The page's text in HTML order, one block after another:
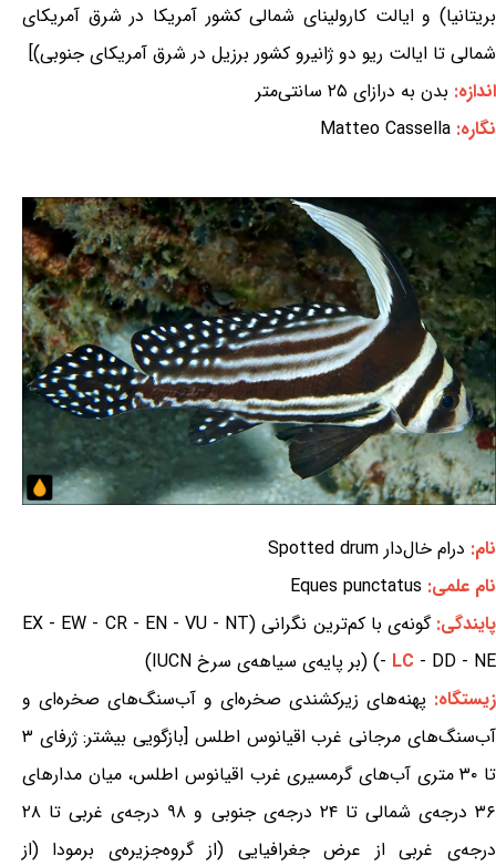
بریتانیا) و ایالت کارولینای شمالی کشور آمریکا در شرق آمریکای
شمالی تا ایالت ریو دو ژانیرو کشور برزیل در شرق آمریکای جنوبی)]
اندازه: بدن به درازای ۲۵ سانتی‌متر
نگاره: Matteo Cassella
نام: درام خال‌دار Spotted drum
نام علمی: Eques punctatus
پایندگی:
گونه‌ی با کم‌ترین نگرانی (EX - EW - CR - EN - VU - NT
- LC - DD - NE) (بر پایه‌ی سیاهه‌ی سرخ IUCN)
زیستگاه: پهنه‌های زیرکشندی صخره‌ای و آب‌سنگ‌های صخره‌ای و
آب‌سنگ‌های مرجانی غرب اقیانوس اطلس [بازگویی بیشتر: ژرفای ۳
تا ۳۰ متری آب‌های گرمسیری غرب اقیانوس اطلس، میان مدارهای
۳۶ درجه‌ی شمالی تا ۲۴ درجه‌ی جنوبی و ۹۸ درجه‌ی غربی تا ۲۸
درجه‌ی غربی از عرض جغرافیایی (از گروه‌جزیره‌ی برمودا (از